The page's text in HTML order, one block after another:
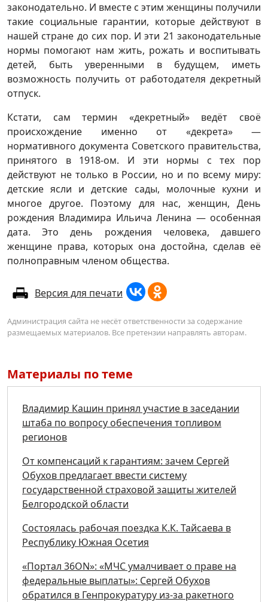
законодательно. И вместе с этим женщины получили
такие социальные гарантии, которые действуют в
нашей стране до сих пор. И эти 21 законодательные
нормы помогают нам жить, рожать и воспитывать
детей, быть уверенными в будущем, иметь
возможность получить от работодателя декретный
отпуск.
Кстати, сам термин «декретный» ведёт своё
происхождение именно от «декрета» —
нормативного документа Советского правительства,
принятого в 1918-ом. И эти нормы с тех пор
действуют не только в России, но и по всему миру:
детские ясли и детские сады, молочные кухни и
многое другое. Поэтому для нас, женщин, День
рождения Владимира Ильича Ленина — особенная
дата. Это день рождения человека, давшего
женщине права, которых она достойна, сделав её
полноправным членом общества.
Версия для печати
Администрация сайта не несёт ответственности за содержание
размещаемых материалов. Все претензии направлять авторам.
Материалы по теме
Владимир Кашин принял участие в заседании
штаба по вопросу обеспечения топливом
регионов
От компенсаций к гарантиям: зачем Сергей
Обухов предлагает ввести систему
государственной страховой защиты жителей
Белгородской области
Состоялась рабочая поездка К.К. Тайсаева в
Республику Южная Осетия
«Портал 36ON»: «МЧС умалчивает о праве на
федеральные выплаты»: Сергей Обухов
обратился в Генпрокуратуру из-за ракетного